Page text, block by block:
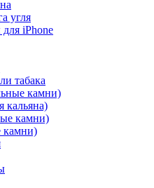
угля
iPhone
табака
камни)
кальяна)
камни)
камни)